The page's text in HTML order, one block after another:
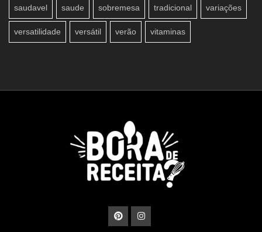
saudavel saude sobremesa tradicional variações
versatilidade versátil verão vitaminas